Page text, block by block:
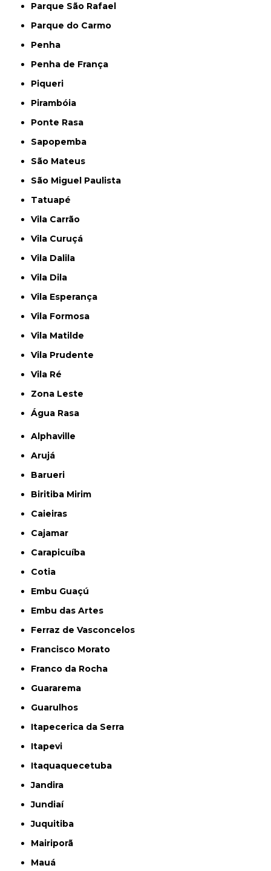
Parque São Rafael
Parque do Carmo
Penha
Penha de França
Piqueri
Pirambóia
Ponte Rasa
Sapopemba
São Mateus
São Miguel Paulista
Tatuapé
Vila Carrão
Vila Curuçá
Vila Dalila
Vila Dila
Vila Esperança
Vila Formosa
Vila Matilde
Vila Prudente
Vila Ré
Zona Leste
Água Rasa
Alphaville
Arujá
Barueri
Biritiba Mirim
Caieiras
Cajamar
Carapicuíba
Cotia
Embu Guaçú
Embu das Artes
Ferraz de Vasconcelos
Francisco Morato
Franco da Rocha
Guararema
Guarulhos
Itapecerica da Serra
Itapevi
Itaquaquecetuba
Jandira
Jundiaí
Juquitiba
Mairiporã
Mauá